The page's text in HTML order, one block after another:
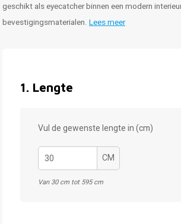
geschikt als eyecatcher binnen een modern
bevestigingsmaterialen. Lees meer
1. Lengte
Vul de gewenste lengte in (cm)
CM
Van 30 cm tot 595 cm